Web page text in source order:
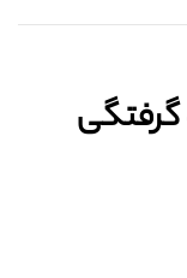
گرفتگی